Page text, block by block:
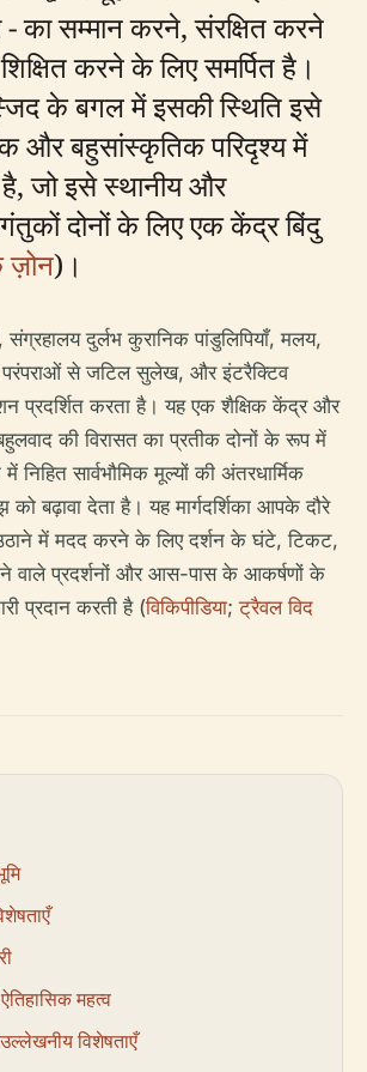
- का सम्मान करने, संरक्षित करने
करने के लिए समर्पित है।
के बगल में इसकी स्थिति इसे
और बहुसांस्कृतिक परिदृश्य में
जो इसे स्थानीय और
दोनों के लिए एक केंद्र बिंदु
)।
संग्रहालय दुर्लभ कुरानिक पांडुलिपियाँ, मलय,
से जटिल सुलेख, और इंटरैक्टिव
प्रदर्शित करता है। यह एक शैक्षिक केंद्र और
की विरासत का प्रतीक दोनों के रूप में
निहित सार्वभौमिक मूल्यों की अंतरधार्मिक
बढ़ावा देता है। यह मार्गदर्शिका आपके दौरे
में मदद करने के लिए दर्शन के घंटे, टिकट,
वाले प्रदर्शनों और आस-पास के आकर्षणों के
प्रदान करती है (विकिपीडिया;ट्रैवल विद
महत्व
विशेषताएँ